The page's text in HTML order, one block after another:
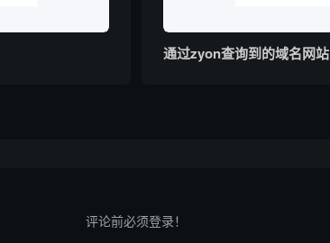
通过zyon查询到的域名网站
评论前必须登录！